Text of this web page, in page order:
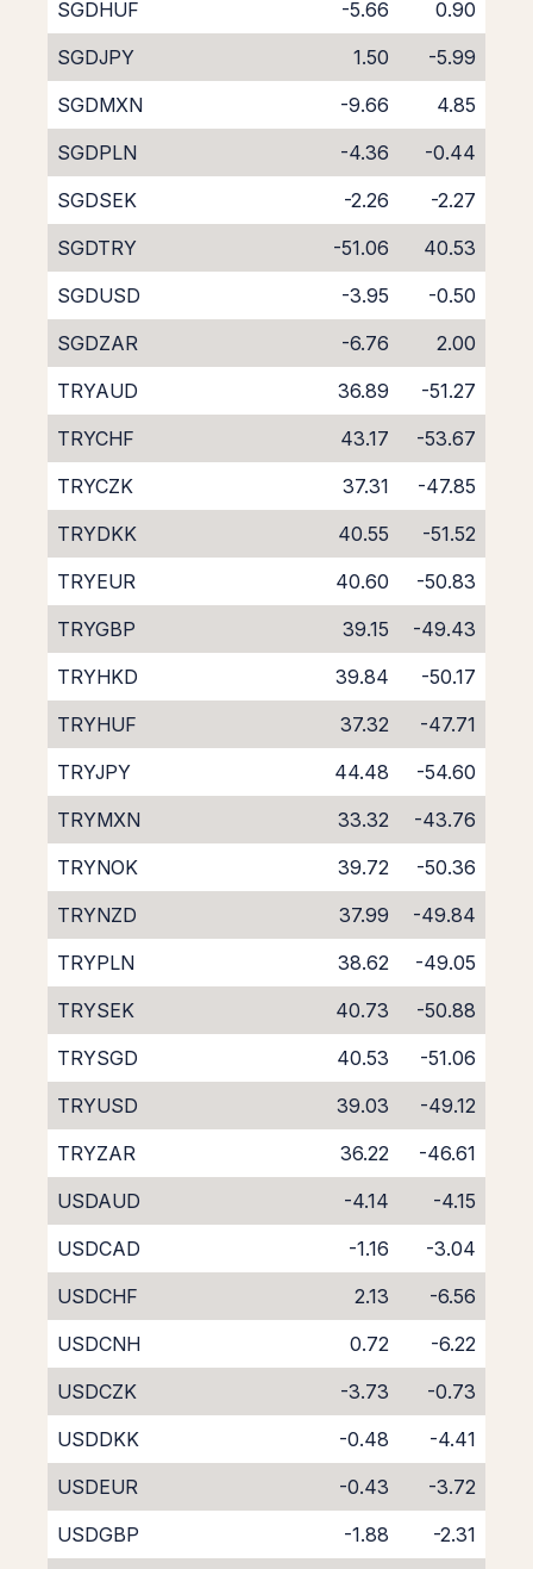
SGDHUF -5.66
0.90
SGDJPY
1.50
-5.99
SGDMXN
-9.66
4.85
SGDPLN
-4.36
-0.44
SGDSEK
-2.26
-2.27
SGDTRY
-51.06
40.53
SGDUSD
-3.95
-0.50
SGDZAR
-6.76
2.00
TRYAUD
36.89
-51.27
TRYCHF
43.17
-53.67
TRYCZK
37.31
-47.85
TRYDKK
40.55
-51.52
TRYEUR
40.60
-50.83
TRYGBP
39.15
-49.43
TRYHKD
39.84
-50.17
TRYHUF
37.32
-47.71
TRYJPY
44.48
-54.60
TRYMXN
33.32
-43.76
TRYNOK
39.72
-50.36
TRYNZD
37.99
-49.84
TRYPLN
38.62
-49.05
TRYSEK
40.73
-50.88
TRYSGD
40.53
-51.06
TRYUSD
39.03
-49.12
TRYZAR
36.22
-46.61
USDAUD
-4.14
-4.15
USDCAD
-1.16
-3.04
USDCHF
2.13
-6.56
USDCNH
0.72
-6.22
USDCZK
-3.73
-0.73
USDDKK
-0.48
-4.41
USDEUR
-0.43
-3.72
USDGBP
-1.88
-2.31